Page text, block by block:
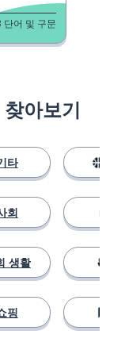
단어 및 구문
아보기
타
회
생활
핑